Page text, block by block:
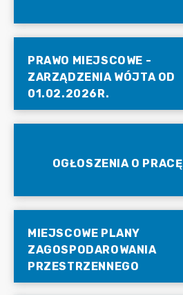
PRAWO MIEJSCOWE -
ZARZĄDZENIA WÓJTA OD
01.02.2026R.
OGŁOSZENIA O PRACĘ
MIEJSCOWE PLANY
ZAGOSPODAROWANIA
PRZESTRZENNEGO